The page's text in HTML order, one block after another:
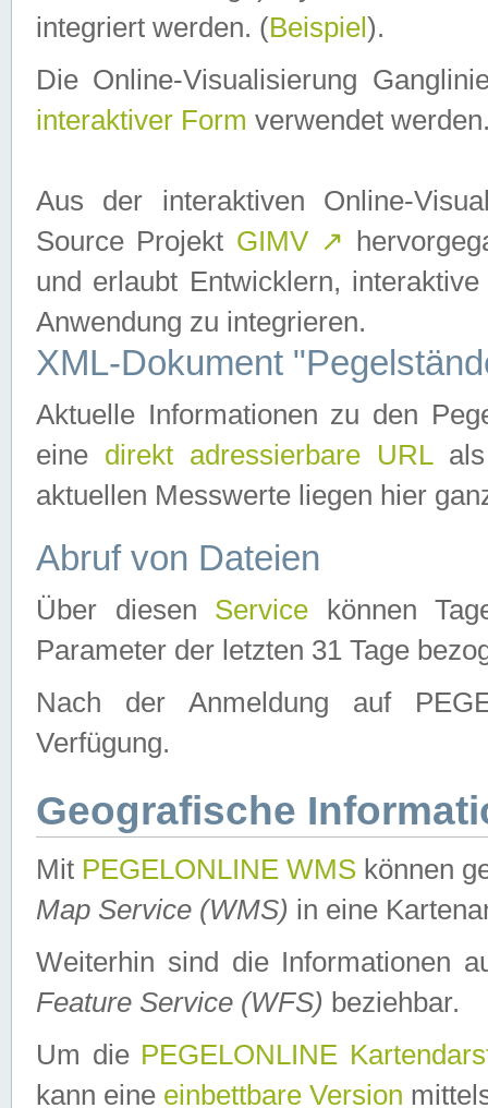
integriert werden. (Beispiel ).
Die Online-Visualisierung
interaktiver Form verwendet
Aus der interaktiven Online-
Source Projekt GIMV ↗
und erlaubt Entwicklern,
Anwendung zu integrieren.
XML-Dokument
Aktuelle Informationen zu den
eine direkt adressierbare URLals
aktuellen Messwerte liegen hier
Abruf von Dateien
Über diesen Service können
Parameter der letzten 31 Tage
Nach der Anmeldung auf
Verfügung.
Geografische
Mit PEGELONLINE WMS können
Map Service (WMS) in eine
Weiterhin sind die Informationen
Feature Service (WFS) beziehbar.
Um die PEGELONLINE
kann eine einbettbare Version